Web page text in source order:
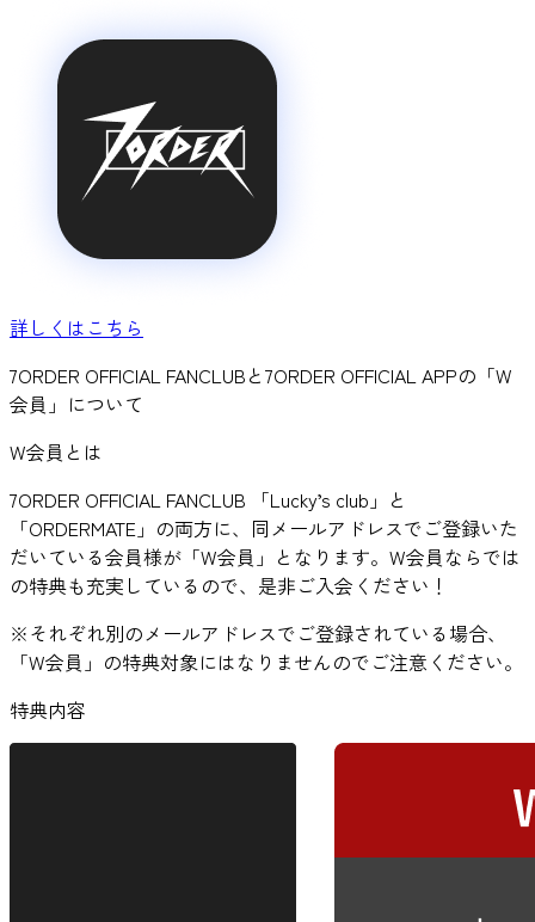
詳しくはこちら
7ORDER OFFICIAL FANCLUBと7ORDER OFFICIAL APPの「W
会員」について
W会員とは
7ORDER OFFICIAL FANCLUB 「Lucky’s club」と
「ORDERMATE」の両方に、 同メールアドレスでご登録いた
だいている会員様が「W会員」となります。W会員ならでは
の特典も充実しているので、是非ご入会ください！
※それぞれ別のメールアドレスでご登録されている場合、
「W会員」の特典対象にはなりませんのでご注意ください。
特典内容